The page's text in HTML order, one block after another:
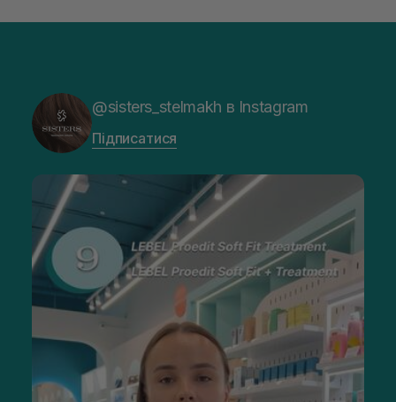
@sisters_stelmakh в Instagram
Підписатися